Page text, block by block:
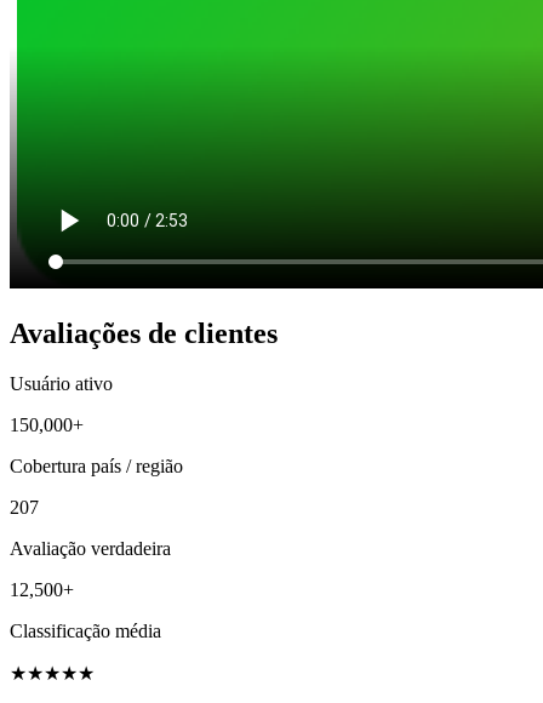
Avaliações de clientes
Usuário ativo
150,000+
Cobertura país / região
207
Avaliação verdadeira
12,500+
Classificação média
★★★★★